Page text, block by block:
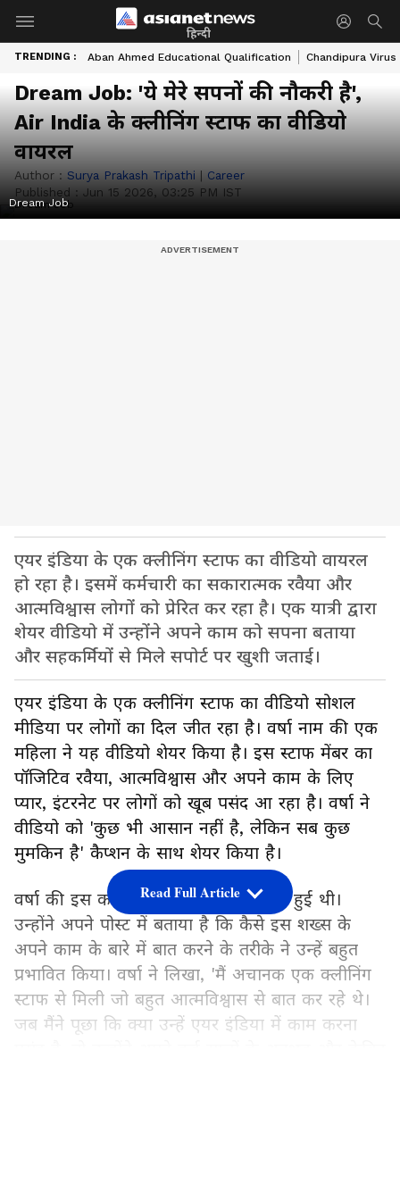
हिन्दी
TRENDING : Aban Ahmed Educational Qualification Chandipura
Dream Job: 'ये मेरे सपनों की नौकरी है',
Air India के क्लीनिंग स्टाफ का वीडियो
वायरल
Author : Surya Prakash Tripathi | Career
Published : Jun 15 2026, 03:25 PM IST
Dream Job
एयर इंडिया के एक क्लीनिंग स्टाफ का वीडियो वायरल
हो रहा है। इसमें कर्मचारी का सकारात्मक रवैया और
आत्मविश्वास लोगों को प्रेरित कर रहा है। एक यात्री द्वारा
शेयर वीडियो में उन्होंने अपने काम को सपना बताया
और सहकर्मियों से मिले सपोर्ट पर खुशी जताई।
एयर इंडिया के एक क्लीनिंग स्टाफ का वीडियो सोशल
मीडिया पर लोगों का दिल जीत रहा है। वर्षा नाम की एक
महिला ने यह वीडियो शेयर किया है। इस स्टाफ मेंबर का
पॉजिटिव रवैया, आत्मविश्वास और अपने काम के लिए
प्यार, इंटरनेट पर लोगों को खूब पसंद आ रहा है। वर्षा ने
वीडियो को 'कुछ भी आसान नहीं है, लेकिन सब कुछ
मुमकिन है' कैप्शन के साथ शेयर किया है।
वर्षा की इस कर्मचारी से मुलाकात अचानक हुई थी।
उन्होंने अपने पोस्ट में बताया है कि कैसे इस शख्स के
अपने काम के बारे में बात करने के तरीके ने उन्हें बहुत
प्रभावित किया। वर्षा ने लिखा, 'मैं अचानक एक क्लीनिंग
स्टाफ से मिली जो बहुत आत्मविश्वास से बात कर रहे थे।
जब मैंने पूछा कि क्या उन्हें एयर इंडिया में काम करना
Read Full Article